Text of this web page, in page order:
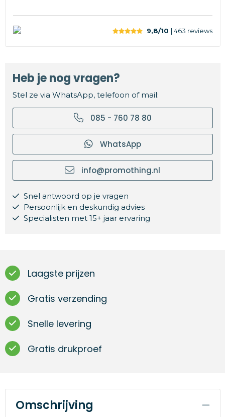
9,8/10 | 463 reviews
Heb je nog vragen?
Stel ze via WhatsApp, telefoon of mail:
085 - 760 78 80
WhatsApp
info@promothing.nl
Snel antwoord op je vragen
Persoonlijk en deskundig advies
Specialisten met 15+ jaar ervaring
Laagste prijzen
Gratis verzending
Snelle levering
Gratis drukproef
Omschrijving